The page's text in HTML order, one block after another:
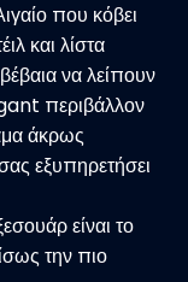
που κόβει
και λίστα
να λείπουν
περιβάλλον
άκρως
εξυπηρετήσει
είναι το
την πιο